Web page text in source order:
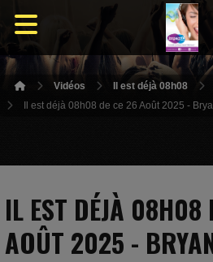
Vidéos Il est déjà 08h08
Il est déjà 08h08 de ce 26 Août 2025 -
IL EST DÉJÀ 08H08
AOÛT 2025 -